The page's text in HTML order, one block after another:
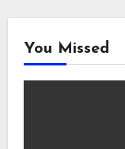
You Missed